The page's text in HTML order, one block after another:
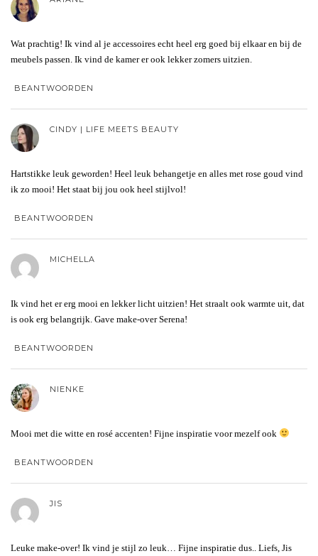
Wat prachtig! Ik vind al je accessoires echt heel erg goed bij elkaar en bij de
meubels passen. Ik vind de kamer er ook lekker zomers uitzien.
BEANTWOORDEN
CINDY | LIFE MEETS BEAUTY
Hartstikke leuk geworden! Heel leuk behangetje en alles met rose goud vind
ik zo mooi! Het staat bij jou ook heel stijlvol!
BEANTWOORDEN
MICHELLA
Ik vind het er erg mooi en lekker licht uitzien! Het straalt ook warmte uit, dat
is ook erg belangrijk. Gave make-over Serena!
BEANTWOORDEN
NIENKE
Mooi met die witte en rosé accenten! Fijne inspiratie voor mezelf ook
BEANTWOORDEN
JIS
Leuke make-over! Ik vind je stijl zo leuk… Fijne inspiratie dus.. Liefs, Jis